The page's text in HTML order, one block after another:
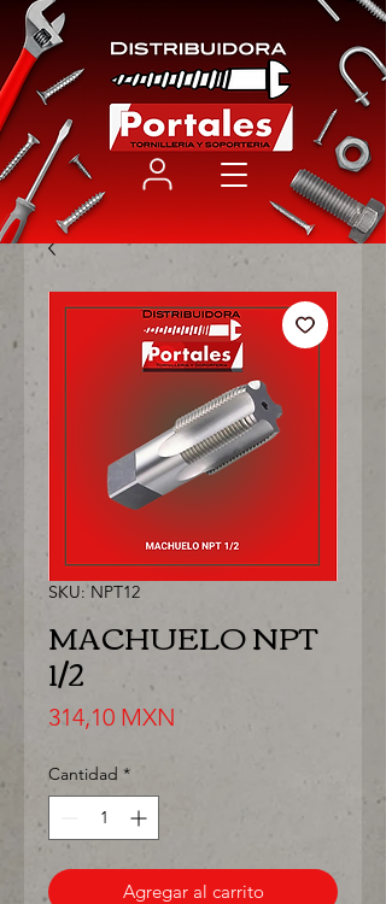
SKU: NPT12
MACHUELO NPT
1/2
314,10 MXN
Cantidad *
Agregar al carrito